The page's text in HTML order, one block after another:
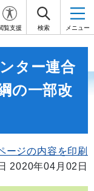
覧支援 検索 メニュー
ター連合
の一部改
ージの内容を印刷
2020年04月02日